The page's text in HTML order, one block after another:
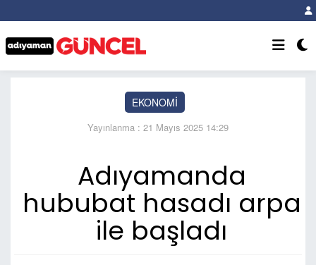
EKONOMİ
Yayınlanma : 21 Mayıs 2025 14:29
Adıyamanda
hububat hasadı arpa
ile başladı